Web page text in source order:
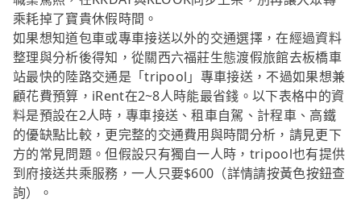
乘耗掉了寶貴休假時間。
如果想知道包車或專車接送以外的交通選擇，在經過資料
整理與分析後得知，從關西六福莊生態渡假旅館去板橋車
站最快的陸路交通是「tripool」專車接送，不過如果想兼
顧花費預算，iRent在2~8人時能最省錢。以下表格中的資
料是預設在2人時，專車接送、租車自駕、計程車、高鐵
的優缺點比較，更完整的交通費用與時間分析，請見更下
方的常見問題。但假設只有獨自一人時，tripool也有提供
到府接送共乘服務，一人只要$600（詳情請按黃色按鈕查
詢）。